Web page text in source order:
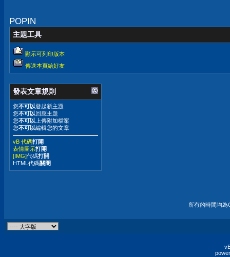
POPIN
主題工具
顯示可列印版本
傳送本頁給好友
發表文章規則
您不可以發起新主題
您不可以 回應主題
您不可以 上傳附加檔案
您不可以編輯您的文章
vB 代碼打開
表情圖示打開
[IMG]代碼打開
HTML代碼關閉
所有的時間均為